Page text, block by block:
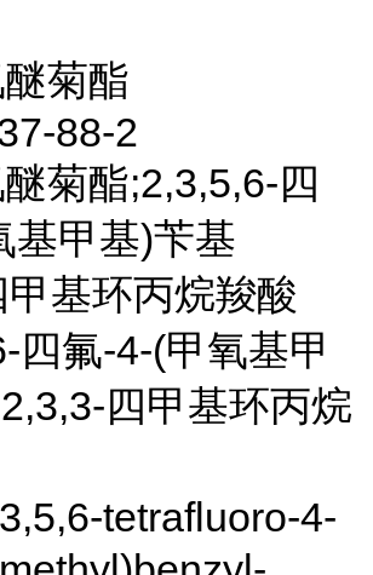
菊酯
88-2
菊酯;2,3,5,6-四
基甲基)苄基
基环丙烷羧酸
四氟-4-(甲氧基甲
四甲基环丙烷
tetrafluoro-4-